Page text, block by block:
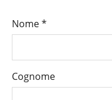
Nome*
Cognome